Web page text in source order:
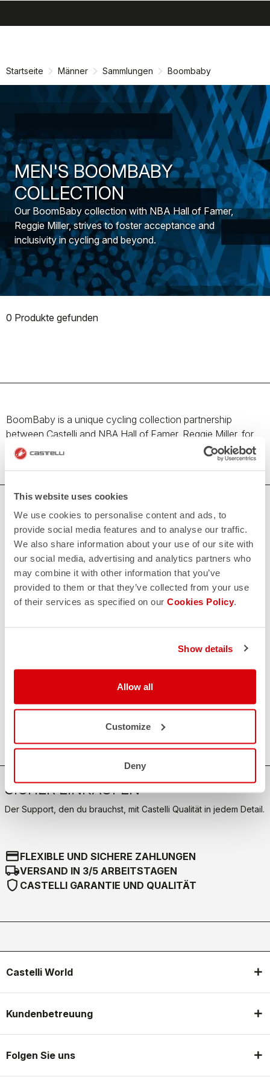
This website uses cookies
We use cookies to personalise content and ads, to
provide social media features and to analyse our traffic.
We also share information about your use of our site with
our social media, advertising and analytics partners who
may combine it with other information that you’ve
provided to them or that they’ve collected from your use
of their services as specified on our Cookies Policy.
Show details
Allow all
Customize
Deny
Startseite Männer Sammlungen Boombaby
MEN'S BOOMBABY
COLLECTION
Our BoomBaby collection with NBA Hall of Famer,
Reggie Miller, strives to foster acceptance and
inclusivity in cycling and beyond.
0 Produkte gefunden
BoomBaby is a unique cycling collection partnership
between Castelli and NBA Hall of Famer, Reggie Miller, for
riders of both road and trail.
BRAUCHEN SIE HILFE?
Wenn Sie Zweifel haben oder Unterstützung brauchen, keine
Sorge,wir sind für Sie da!
email
KONTAKT
Haben Sie eine Frage an uns?
innerhalb von 30 Tagen nach der Lieferung
quizHaben Sie noch weitere Fragen?
SICHER EINKAUFEN
Der Support, den du brauchst, mit Castelli Qualität in jedem Detail.
credit_cardFLEXIBLE UND SICHERE ZAHLUNGEN
local_shippingVERSAND IN 3/5 ARBEITSTAGEN
shield CASTELLI GARANTIE UND QUALITÄT
Castelli World
Kundenbetreuung
Folgen Sie uns